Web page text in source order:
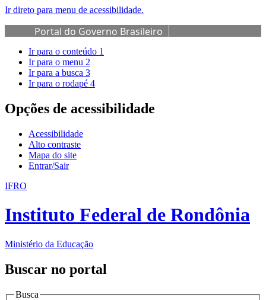
Ir direto para menu de acessibilidade.
Portal do Governo Brasileiro
Ir para o conteúdo 1
Ir para o menu 2
Ir para a busca 3
Ir para o rodapé 4
Opções de acessibilidade
Acessibilidade
Alto contraste
Mapa do site
Entrar/Sair
IFRO
Instituto Federal de Rondônia
Ministério da Educação
Buscar no portal
Busca